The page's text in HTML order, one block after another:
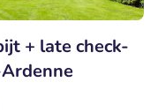
+ late check-